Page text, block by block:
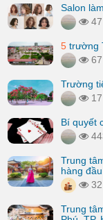
Salon
47
5 trường
67
Trường
17
Bí quyết
Trung
hàng
32
Trung